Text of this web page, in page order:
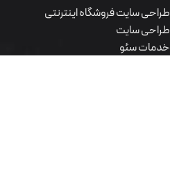
طراحی سایت فروشگاه اینترنتی
طراحی سایت
خدمات سئو